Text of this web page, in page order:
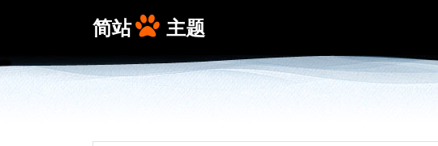
简站 主题